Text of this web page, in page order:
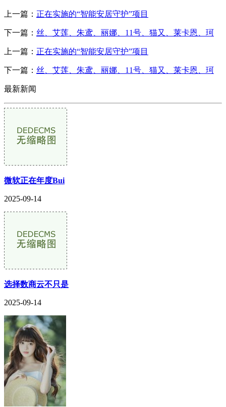
上一篇： 正在实施的“智能安居守护”项目
下一篇： 丝、艾莲、朱鸢、丽娜、11号、猫又、莱卡恩、珂
上一篇： 正在实施的“智能安居守护”项目
下一篇： 丝、艾莲、朱鸢、丽娜、11号、猫又、莱卡恩、珂
最新新闻
微软正在年度Bui
2025-09-14
选择数商云不只是
2025-09-14